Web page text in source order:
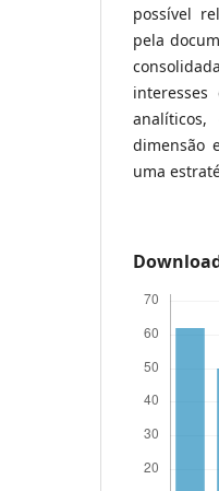
possível
pela
interesses
dimensão
uma